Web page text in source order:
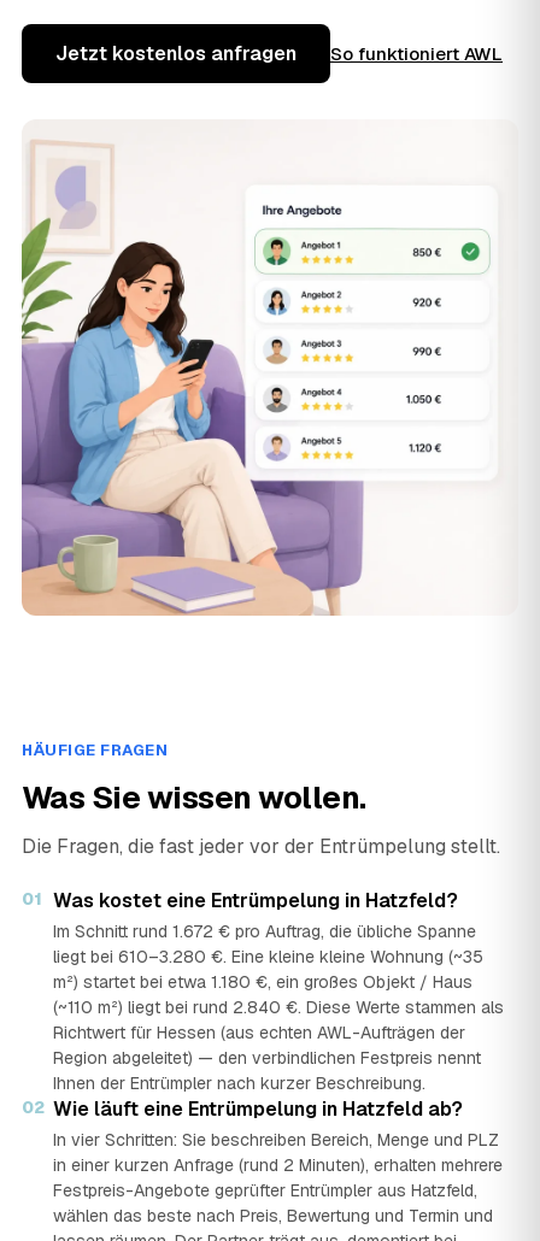
Jetzt kostenlos anfragen So funktioniert AWL
HÄUFIGE FRAGEN
Was Sie wissen wollen.
Die Fragen, die fast jeder vor der Entrümpelung stellt.
01 Was kostet eine Entrümpelung in Hatzfeld?
Im Schnitt rund 1.672 € pro Auftrag, die übliche Spanne
liegt bei 610–3.280 €. Eine kleine kleine Wohnung (~35
m²) startet bei etwa 1.180 €, ein großes Objekt / Haus
(~110 m²) liegt bei rund 2.840 €. Diese Werte stammen als
Richtwert für Hessen (aus echten AWL-Aufträgen der
Region abgeleitet) — den verbindlichen Festpreis nennt
Ihnen der Entrümpler nach kurzer Beschreibung.
02 Wie läuft eine Entrümpelung in Hatzfeld ab?
In vier Schritten: Sie beschreiben Bereich, Menge und PLZ
in einer kurzen Anfrage (rund 2 Minuten), erhalten mehrere
Festpreis-Angebote geprüfter Entrümpler aus Hatzfeld,
wählen das beste nach Preis, Bewertung und Termin und